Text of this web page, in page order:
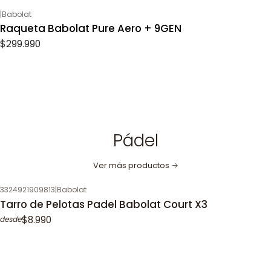
|Babolat
Raqueta Babolat Pure Aero + 9GEN
$299.990
Pádel
Ver más productos
3324921909813|Babolat
Tarro de Pelotas Padel Babolat Court X3
desde$8.990